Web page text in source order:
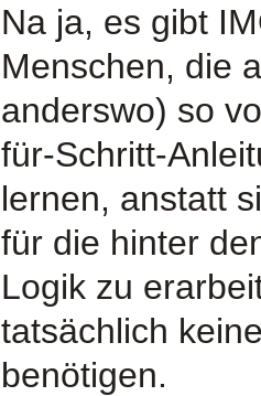
Na ja, es gibt
Menschen, die
anderswo) so
für-Schritt-
lernen, anstatt
für die hinter
Logik zu
tatsächlich
benötigen.